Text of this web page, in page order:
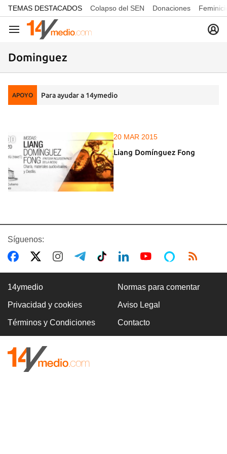
common.go-to-content
TEMAS DESTACADOS Colapso del SEN Donaciones
Navegación
Dominguez
APOYO Para ayudar a 14ymedio
20 MAR 2015
Liang Domínguez Fong
Síguenos:
14ymedio Normas para comentar
Privacidad y cookies Aviso Legal
Términos y Condiciones Contacto